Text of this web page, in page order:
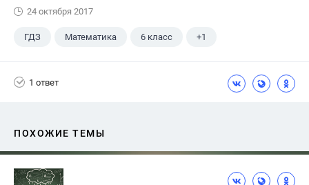
24 октября 2017
ГДЗ Математика 6 класс +1
1 ответ
ПОХОЖИЕ ТЕМЫ